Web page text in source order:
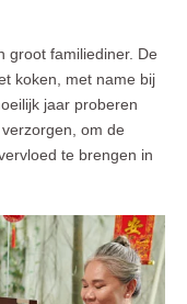
groot familiediner. De
koken, met name bij
jaar proberen
om de
te brengen in